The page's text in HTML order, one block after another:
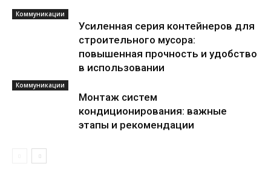
Коммуникации
Усиленная серия контейнеров для
строительного мусора:
повышенная прочность и удобство
в использовании
Коммуникации
Монтаж систем
кондиционирования: важные
этапы и рекомендации